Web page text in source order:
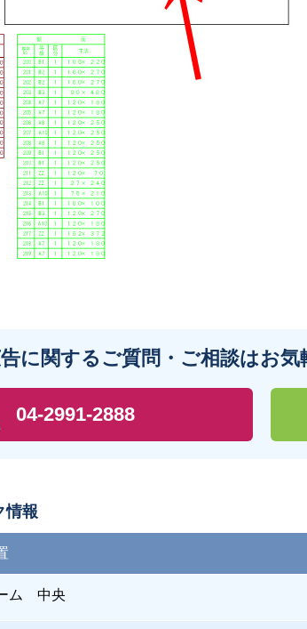
に関するご質問・ご相談はお気
04-2991-2888
情報
ム 中央